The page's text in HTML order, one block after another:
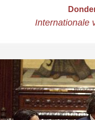
Internationale